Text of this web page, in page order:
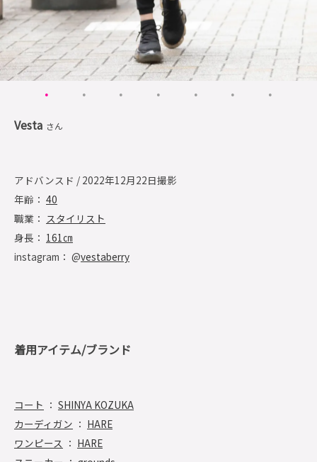
Vesta さん
アドバンスド / 2022年12月22日撮影
年齢： 40
職業： スタイリスト
身長： 161㎝
instagram： @vestaberry
着用アイテム/ブランド
コート ： SHINYA KOZUKA
カーディガン ： HARE
ワンピース ： HARE